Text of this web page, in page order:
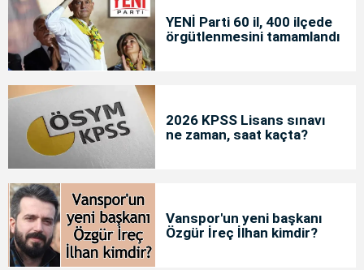
YENİ Parti 60 il, 400 ilçede
örgütlenmesini tamamlandı
2026 KPSS Lisans sınavı
ne zaman, saat kaçta?
Vanspor'un yeni başkanı
Özgür İreç İlhan kimdir?